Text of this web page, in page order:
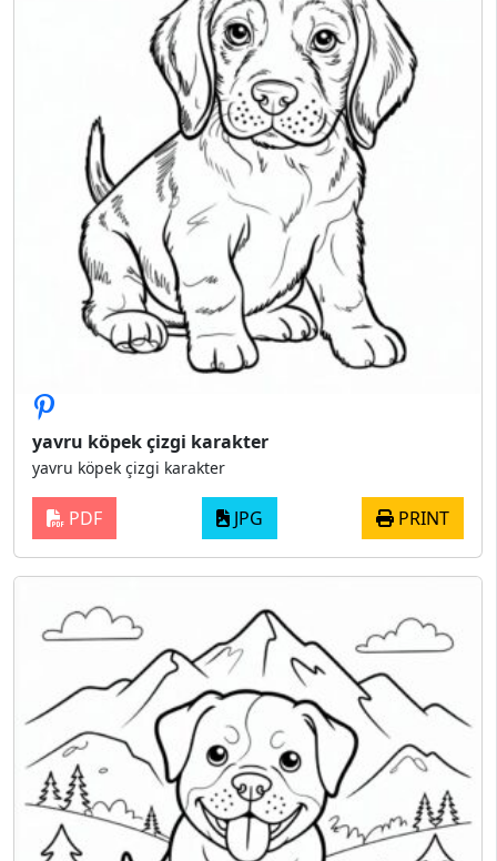
yavru köpek çizgi karakter
yavru köpek çizgi karakter
PDF JPG PRINT